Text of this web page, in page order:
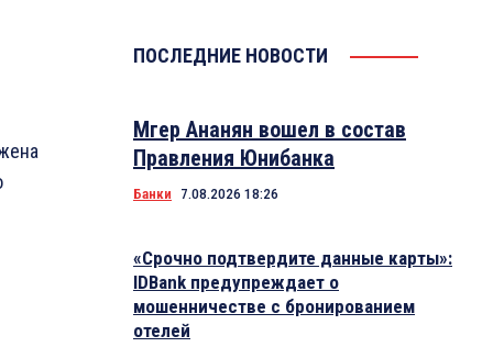
ПОСЛЕДНИЕ НОВОСТИ
Мгер Ананян вошел в состав
Правления Юнибанка
Банки 7.08.2026 18:26
«Срочно подтвердите данные карты»:
IDBank предупреждает о
мошенничестве с бронированием
отелей